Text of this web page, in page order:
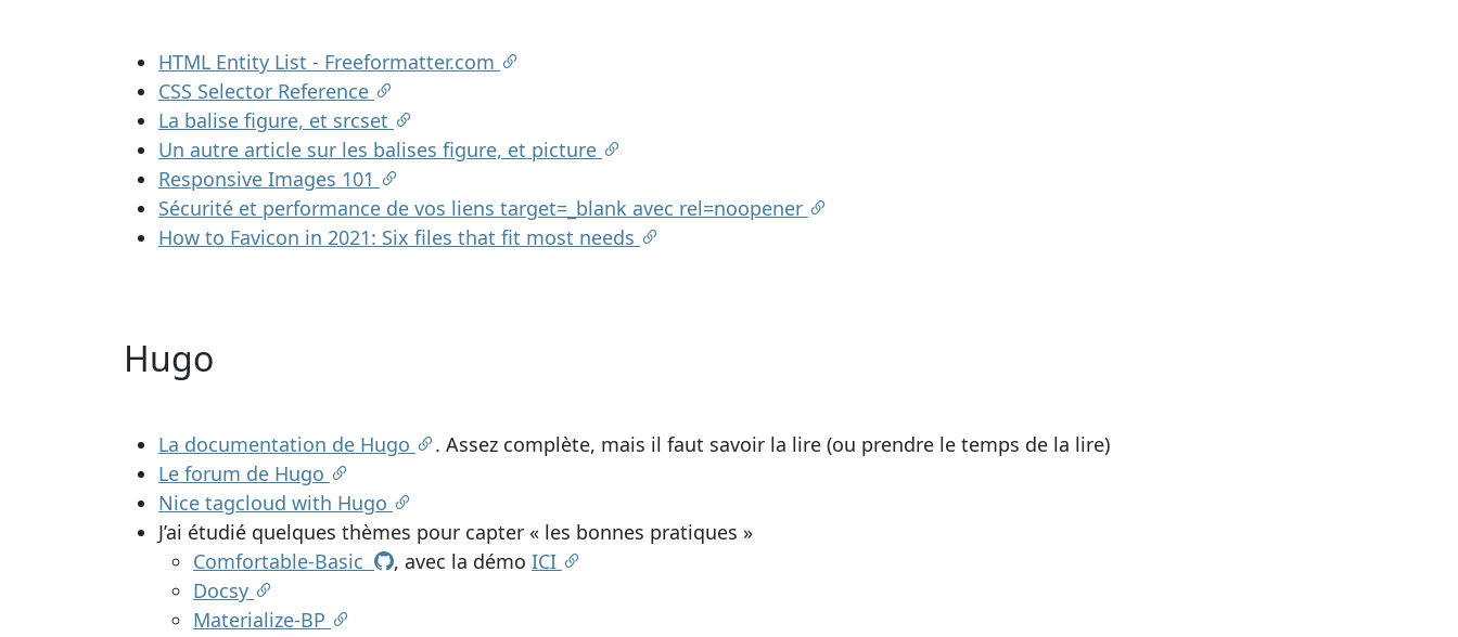
HTML Entity List - Freeformatter.com
CSS Selector Reference
La balise figure, et srcset
Un autre article sur les balises figure, et picture
Responsive Images 101
Sécurité et performance de vos liens target=_blank avec rel=noopener
How to Favicon in 2021: Six files that fit most needs
Hugo
La documentation de Hugo
. Assez complète, mais il faut savoir la lire (ou prendre le temps de la lire)
Le forum de Hugo
Nice tagcloud with Hugo
J’ai étudié quelques thèmes pour capter « les bonnes pratiques »
Comfortable-Basic
, avec la démo ICI
Docsy
Materialize-BP